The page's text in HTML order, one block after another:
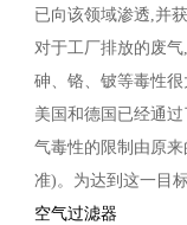
已向该领域渗透,并
对于工厂排放的废气
砷、铬、铍等毒性
美国和德国已经通
气毒性的限制由原来
准)。为达到这一目
空气过滤器